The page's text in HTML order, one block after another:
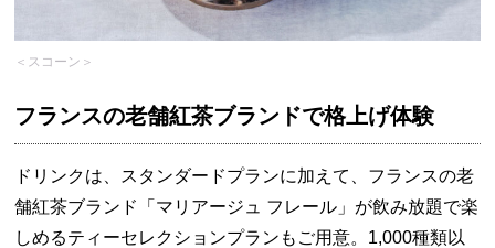
＜スコーン＞
フランスの老舗紅茶ブランドで格上げ体験
ドリンクは、スタンダードプランに加えて、フランスの老
舗紅茶ブランド「マリアージュ フレール」が飲み放題で楽
しめるティーセレクションプランもご用意。1,000種類以